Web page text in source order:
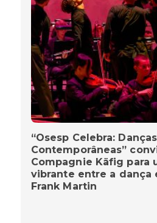
“Osesp Celebra: Danças
Contemporâneas”
Compagnie Käfig para
vibrante entre a dança
Frank Martin